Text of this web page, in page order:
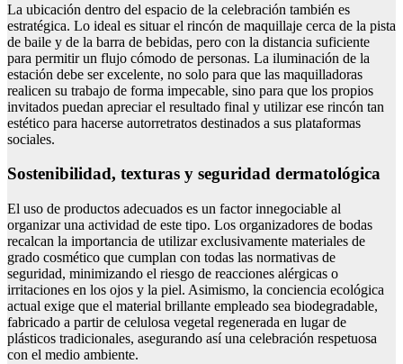
La ubicación dentro del espacio de la celebración también es
estratégica. Lo ideal es situar el rincón de maquillaje cerca de la pista
de baile y de la barra de bebidas, pero con la distancia suficiente
para permitir un flujo cómodo de personas. La iluminación de la
estación debe ser excelente, no solo para que las maquilladoras
realicen su trabajo de forma impecable, sino para que los propios
invitados puedan apreciar el resultado final y utilizar ese rincón tan
estético para hacerse autorretratos destinados a sus plataformas
sociales.
Sostenibilidad, texturas y seguridad dermatológica
El uso de productos adecuados es un factor innegociable al
organizar una actividad de este tipo. Los organizadores de bodas
recalcan la importancia de utilizar exclusivamente materiales de
grado cosmético que cumplan con todas las normativas de
seguridad, minimizando el riesgo de reacciones alérgicas o
irritaciones en los ojos y la piel. Asimismo, la conciencia ecológica
actual exige que el material brillante empleado sea biodegradable,
fabricado a partir de celulosa vegetal regenerada en lugar de
plásticos tradicionales, asegurando así una celebración respetuosa
con el medio ambiente.